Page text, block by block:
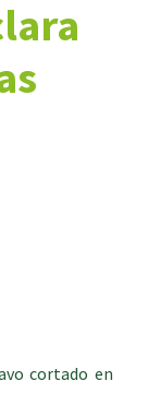
cortado en